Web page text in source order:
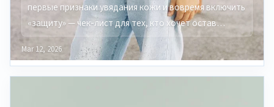
первые признаки увядания кожи и вовремя включить
«защиту» — чек-лист для тех, кто хочет остав…
Mar 12, 2026